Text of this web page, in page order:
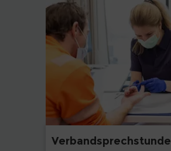
Verbandsprechstunde